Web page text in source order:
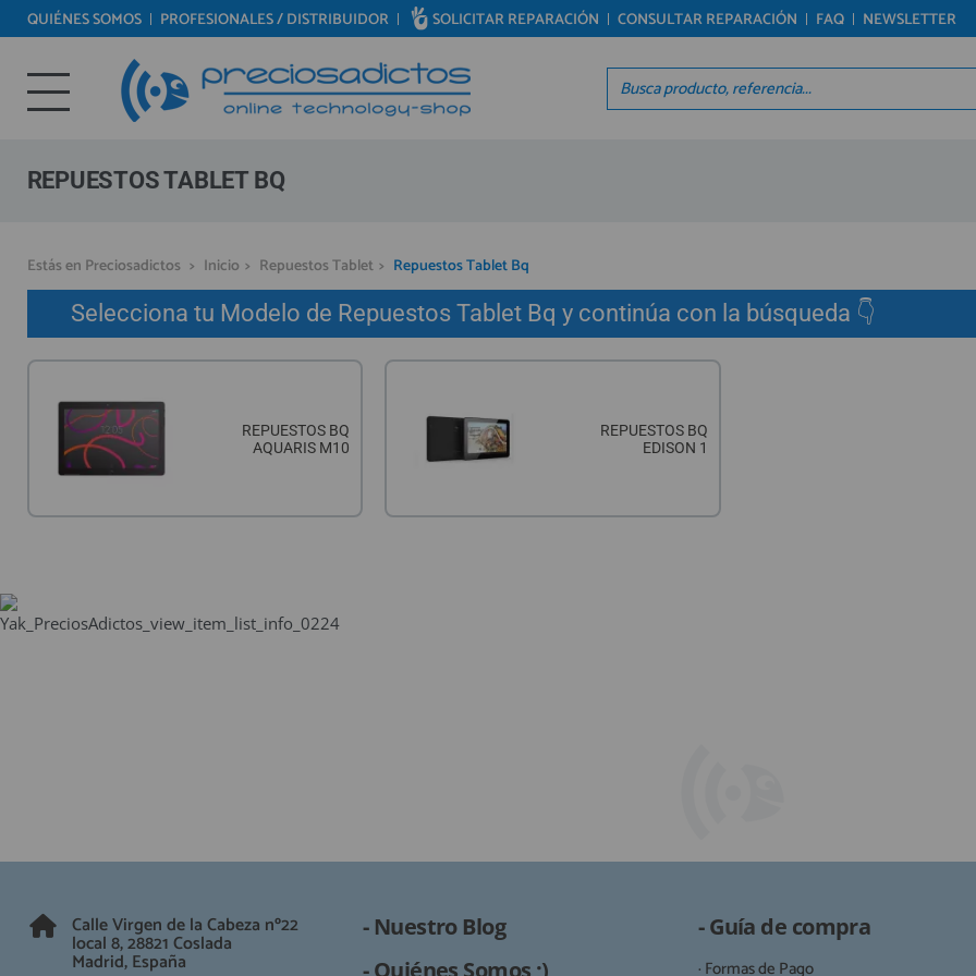
REPUESTOS MÓVILES
REPUESTOS TABLET
REPUESTOS VIDEOCONSOLAS
REPUESTOS OTROS DISPOSITIVOS
REPUESTOS PORTÁTILES
HERRAMIENTAS REPARACIÓN
PLACAS BASE
MÓVILES REACONDICIONADOS
HIDROGEL APOKIN
NOVEDADES
Bienvenid@ otra vez
YA SOY CLIENTE
Recordarme ¿Olvidó su contraseña?Recordar aquí
Regístrate en un momento
¿ERES NUEVO?
477 744, estaremos encantados de atenderte.
REGISTRO CLIENTE
QUIÉNES SOMOS PROFESIONALES / DISTRIBUIDOR SOLICITAR REPARACIÓN CONSULTAR REPARACIÓN FAQ NEWSLETTER
REPUESTOS TABLET BQ
Estás en Preciosadictos > Inicio > Repuestos Tablet > Repuestos Tablet Bq
Selecciona tu Modelo de Repuestos Tablet Bq y continúa con la búsqueda 👇
REPUESTOS BQ
AQUARIS M10
REPUESTOS BQ
EDISON 1
Calle Virgen de la Cabeza nº22
local 8, 28821 Coslada
Madrid, España
- Nuestro Blog
- Quiénes Somos ;)
- Guía de compra
· Formas de Pago